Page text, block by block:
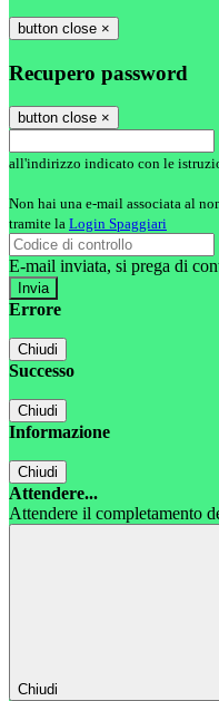
button close ×
Recupero password
button close ×
all'indirizzo indicato con le
Non hai una e-mail associata al
tramite la Login Spaggiari
E-mail inviata, si prega di
Errore
Chiudi
Successo
Chiudi
Informazione
Chiudi
Attendere...
Attendere il completamento
Chiudi